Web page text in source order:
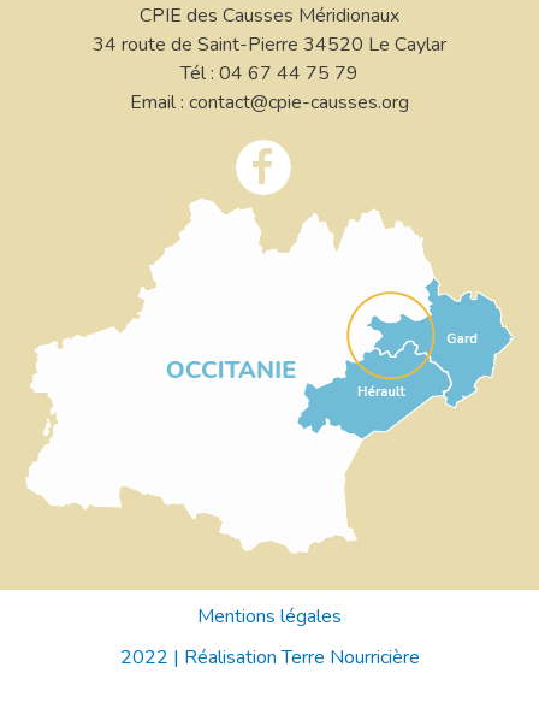
CPIE des Causses Méridionaux
34 route de Saint-Pierre 34520 Le Caylar
Tél : 04 67 44 75 79
Email : contact@cpie-causses.org
Mentions légales
2022 | Réalisation Terre Nourricière